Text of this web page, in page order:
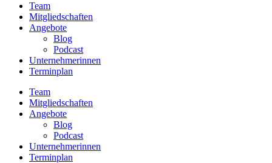
Team
Mitgliedschaften
Angebote
Blog
Podcast
Unternehmerinnen
Terminplan
Team
Mitgliedschaften
Angebote
Blog
Podcast
Unternehmerinnen
Terminplan